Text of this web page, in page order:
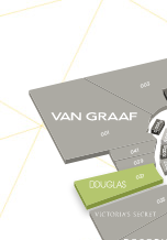
S0
0
003
001
041
039
037
035
S00
4a